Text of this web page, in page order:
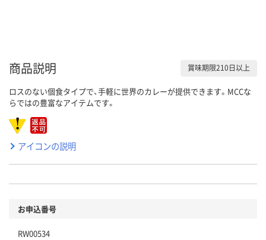
商品説明 賞味期限210日以上
ロスのない個食タイプで、手軽に世界のカレーが提供できます。MCCな
らではの豊富なアイテムです。
アイコンの説明
お申込番号
RW00534